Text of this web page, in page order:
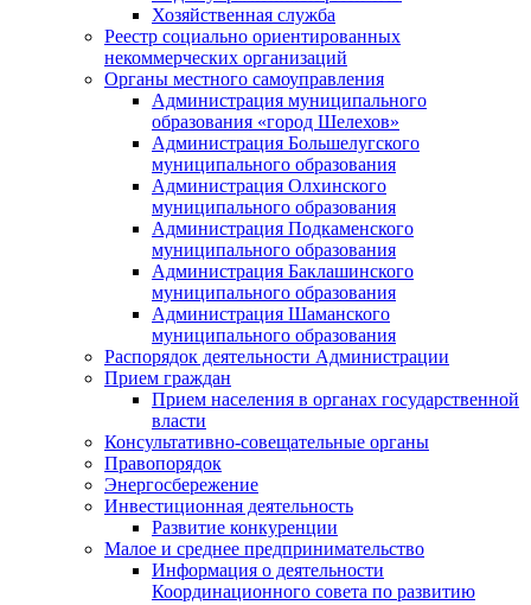
Хозяйственная служба
Реестр социально ориентированных
некоммерческих организаций
Органы местного самоуправления
Администрация муниципального
образования «город Шелехов»
Администрация Большелугского
муниципального образования
Администрация Олхинского
муниципального образования
Администрация Подкаменского
муниципального образования
Администрация Баклашинского
муниципального образования
Администрация Шаманского
муниципального образования
Распорядок деятельности Администрации
Прием граждан
Прием населения в органах государственной
власти
Консультативно-совещательные органы
Правопорядок
Энергосбережение
Инвестиционная деятельность
Развитие конкуренции
Малое и среднее предпринимательство
Информация о деятельности
Координационного совета по развитию